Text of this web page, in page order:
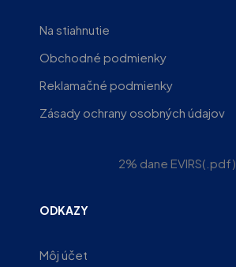
Na stiahnutie
Obchodné podmienky
Reklamačné podmienky
Zásady ochrany osobných údajov
2% dane EVIRS(.pdf)
ODKAZY
Môj účet